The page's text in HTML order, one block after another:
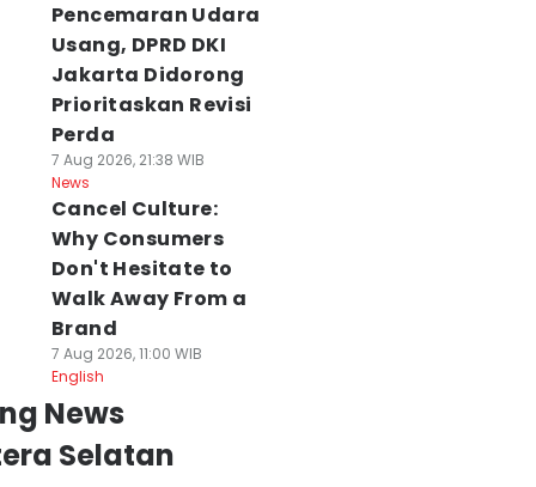
Pencemaran Udara
Usang, DPRD DKI
Jakarta Didorong
Prioritaskan Revisi
Perda
7 Aug 2026, 21:38 WIB
News
Cancel Culture:
Why Consumers
Don't Hesitate to
Walk Away From a
Brand
7 Aug 2026, 11:00 WIB
English
News
Selatan